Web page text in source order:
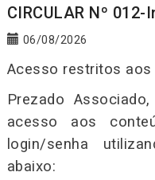
CIRCULAR Nº
06/08/2026
Acesso restritos aos
Prezado
acesso aos
login/senha
abaixo: